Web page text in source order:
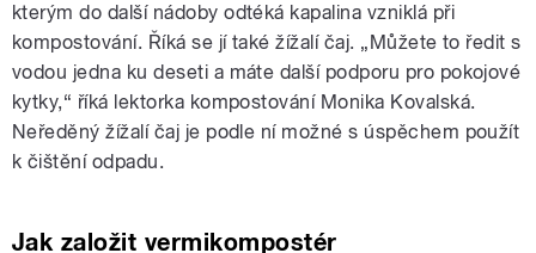
kterým do další nádoby odtéká kapalina vzniklá při
kompostování. Říká se jí také žížalí čaj. „Můžete to ředit s
vodou jedna ku deseti a máte další podporu pro pokojové
kytky,“ říká lektorka kompostování Monika Kovalská.
Neředěný žížalí čaj je podle ní možné s úspěchem použít
k čištění odpadu.
Jak založit vermikompostér